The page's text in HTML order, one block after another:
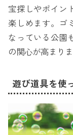
宝探しやポイン
楽しめます。ゴ
なっている公園
の関心が高まりま
遊び道具を使